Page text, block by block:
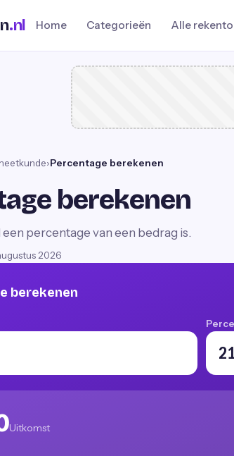
.nl Home Categorieën Alle
›Percentage berekenen
berekenen
percentage van een bedrag is.
2026
berekenen
Uitkomst